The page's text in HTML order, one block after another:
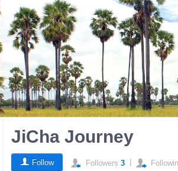
JiCha Journey
Follow Followers 3|